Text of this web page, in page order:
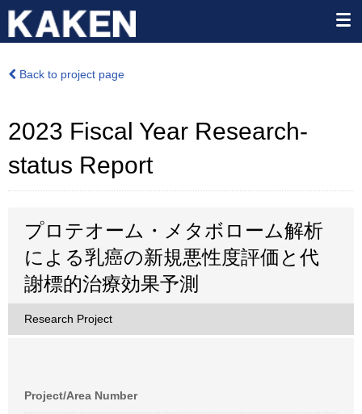
Back to project page
2023 Fiscal Year Research-
status Report
プロテオーム・メタボローム解析
による乳癌の新規悪性度評価と代
謝標的治療効果予測
Research Project
Project/Area Number